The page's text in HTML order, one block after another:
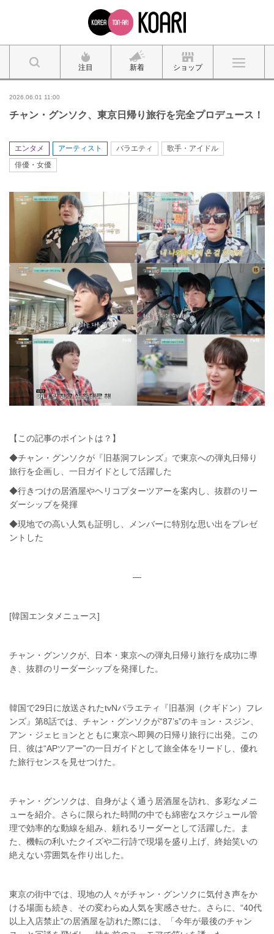
注目 新着 ショップ
2026.06.01 11:00
チャン・グンソク、東京日帰り旅行を完全プロデュース！
エンタメ アーティスト バラエティ
歌手・アイドル
俳優・女優
【この記事のポイントは？】
◆チャン・グンソクが『旧基洞フレンズ』で東京への弾丸日帰り
旅行を企画し、一日ガイドとして活躍した
◆行きつけの居酒屋やヘリコプターツアーを案内し、抜群のリー
ダーシップを発揮
◆現地での高い人気も証明し、メンバーに特別な思い出をプレゼ
ントした
—
[韓国エンタメニュース]
チャン・グンソクが、日本・東京への弾丸日帰り旅行を成功に導
き、抜群のリーダーシップを発揮した。
韓国で29日に放送されたtvNバラエティ『旧基洞（クギドン）フレ
ンズ』第8話では、チャン・グンソクが“87’s”のキョン・スジン、
アン・ジェヒョンとともに東京へ即興の日帰り旅行に出発。この
日、彼は“APツアー”の一日ガイドとして旅全体をリードし、優れ
た旅行センスを見せつけた。
チャン・グンソクは、自身がよく通う居酒屋を訪れ、多彩なメニ
ューを紹介。さらに限られた時間の中でも綿密なスケジュール管
理で効率的な動線を組み、頼れるリーダーとして活躍した。ま
た、機転の利いたクイズや二行詩で現場を盛り上げ、終始笑いの
絶えない雰囲気を作り出した。
東京の街中では、現地の人々がチャン・グンソクに気付き声をか
ける場面も続き、その変わらぬ人気を実感させた。さらに、“40代
以上入店禁止”の居酒屋を訪れた際には、「今年が最後のチャン